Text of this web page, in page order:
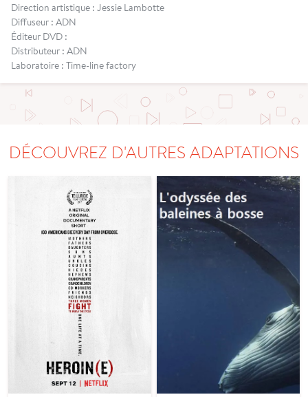
Direction artistique : Jessie Lambotte
Diffuseur : ADN
Éditeur DVD :
Distributeur : ADN
Laboratoire : Time-line factory
DÉCOUVREZ D'AUTRES ADAPTATIONS